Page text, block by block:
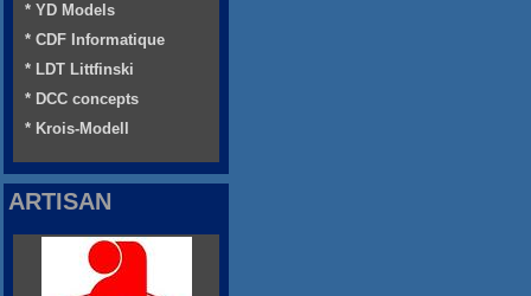
* YD Models
* CDF Informatique
* LDT Littfinski
* DCC concepts
* Krois-Modell
ARTISAN